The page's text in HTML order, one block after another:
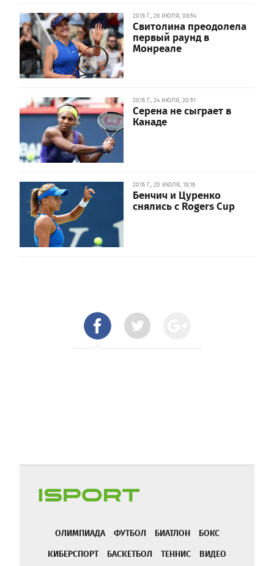
2016 Г., 26 ИЮЛЯ, 08:54
Свитолина преодолела
первый раунд в
Монреале
2016 Г., 24 ИЮЛЯ, 20:51
Серена не сыграет в
Канаде
2016 Г., 20 ИЮЛЯ, 18:16
Бенчич и Цуренко
снялись с Rogers Cup
ОЛИМПИАДА ФУТБОЛ БИАТЛОН
БОКС
КИБЕРСПОРТ
БАСКЕТБОЛ ТЕННИС
ВИДЕО